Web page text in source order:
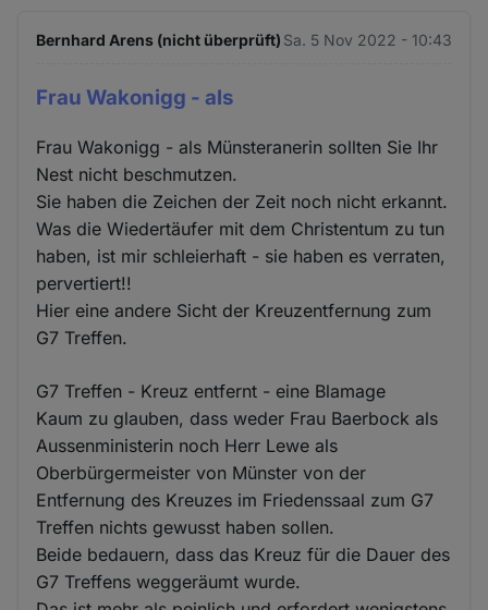
Bernhard Arens (nicht überprüft) Sa. 5 Nov 2022 - 10:43
Frau Wakonigg - als
Frau Wakonigg - als Münsteranerin sollten Sie Ihr
Nest nicht beschmutzen.
Sie haben die Zeichen der Zeit noch nicht erkannt.
Was die Wiedertäufer mit dem Christentum zu tun
haben, ist mir schleierhaft - sie haben es verraten,
pervertiert!!
Hier eine andere Sicht der Kreuzentfernung zum
G7 Treffen.
G7 Treffen - Kreuz entfernt - eine Blamage
Kaum zu glauben, dass weder Frau Baerbock als
Aussenministerin noch Herr Lewe als
Oberbürgermeister von Münster von der
Entfernung des Kreuzes im Friedenssaal zum G7
Treffen nichts gewusst haben sollen.
Beide bedauern, dass das Kreuz für die Dauer des
G7 Treffens weggeräumt wurde.